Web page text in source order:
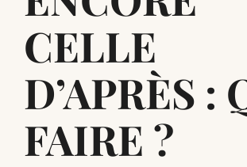
CELLE
D’APRÈS :
FAIRE ?